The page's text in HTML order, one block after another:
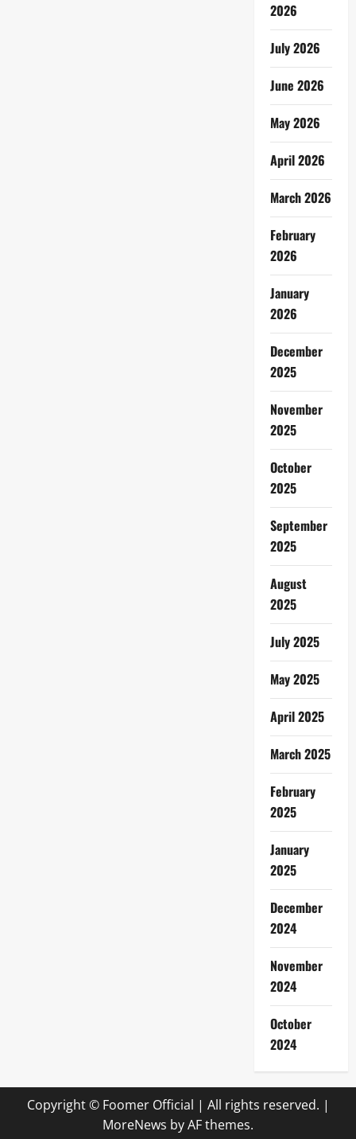
2026
July 2026
June 2026
May 2026
April 2026
March 2026
February
2026
January
2026
December
2025
November
2025
October
2025
September
2025
August
2025
July 2025
May 2025
April 2025
March 2025
February
2025
January
2025
December
2024
November
2024
October
2024
Copyright © Foomer Official | All rights reserved. |
MoreNews by AF themes.